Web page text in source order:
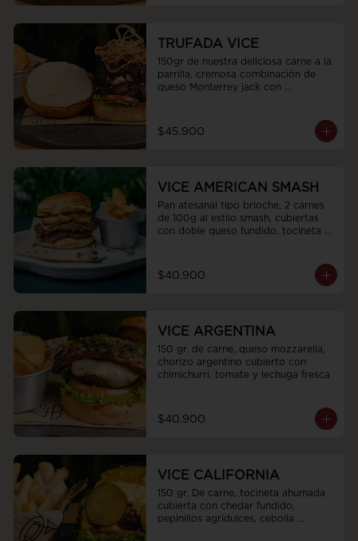
TRUFADA VICE
150gr de nuestra deliciosa carne a la
parrilla, cremosa combinación de
queso Monterrey jack con
toque dulce, tocineta ahumada en
trozos, pan artesanal tipo bríoche,
cebollas crocantes
$45.900
VICE AMERICAN SMASH
Pan atesanal tipo brioche, 2 carnes
de 100g al estilo smash, cubiertas
con doble queso fundido, tocineta
salsa Stiker.
$40.900
VICE ARGENTINA
150 gr. de carne, queso mozzarella,
chorizo argentino cubierto con
chimichurri, tomate y lechuga fresca
$40.900
VICE CALIFORNIA
150 gr. De carne, tocineta ahumada
cubierta con chedar fundido,
pepinillos agridulces, cebolla